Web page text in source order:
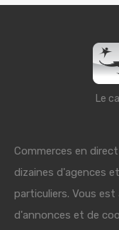
Le
Commerces en
dizaines d'agences
particuliers. Vous
d'annonces et de